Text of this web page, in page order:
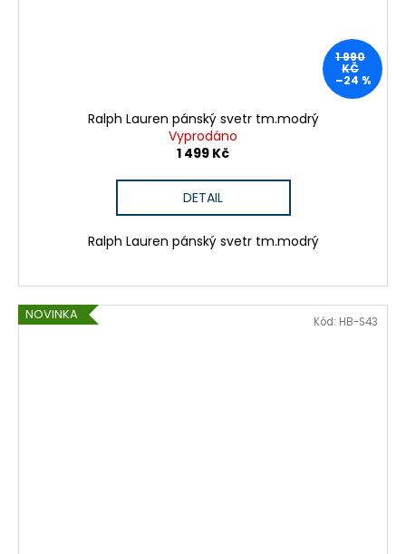
1 990
KČ
–24 %
Ralph Lauren pánský svetr tm.modrý
Vyprodáno
1 499 Kč
DETAIL
Ralph Lauren pánský svetr tm.modrý
NOVINKA Kód: HB-S43